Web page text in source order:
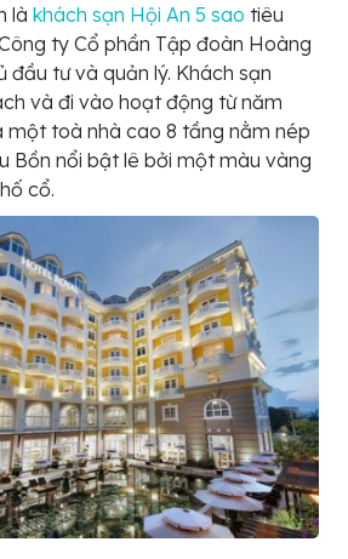
là khách sạn Hội An 5 sao tiêu
ty Cổ phần Tập đoàn Hoàng
đầu tư và quản lý. Khách sạn
và đi vào hoạt động từ năm
một toà nhà cao 8 tầng nằm nép
Bồn nổi bật lê bởi một màu vàng
cổ.